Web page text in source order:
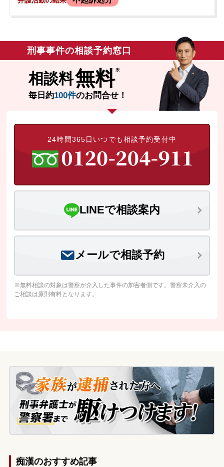
した。しかしその後、罰金を国に納めるよ
りも被害者の方に直接償うべきだと考えを
改め、弁護士に示談交渉を依頼するため相
談に来られました。依頼者には約25年前に
同種の痴漢事件での罰金前科がありまし
た。
刑事事件の相談予約窓口
相談料無料
毎日約100件のお問合せ！
24時間365日いつでも相談予約受付中
LINEで相談案内
メールで相談予約
※無料相談の対象は警察が介入した事件の加害者側です。警察未介入の
ご相談は原則有料となります。
痴漢のおすすめ記事